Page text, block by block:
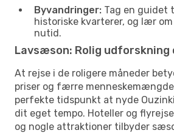
Byvandringer: Tag en guidet
historiske kvarterer, og lær
nutid.
Lavsæson: Rolig udforskning
At rejse i de roligere måneder
priser og færre
perfekte tidspunkt at nyde
dit eget tempo. Hoteller og
og nogle attraktioner tilbyder